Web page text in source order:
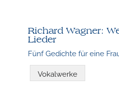
Richard Wagner:
Lieder
Fünf Gedichte für eine
Vokalwerke